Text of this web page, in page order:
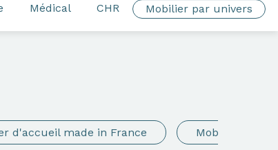
Médical CHR Mobilier par univers
d'accueil made in France Mobilier de